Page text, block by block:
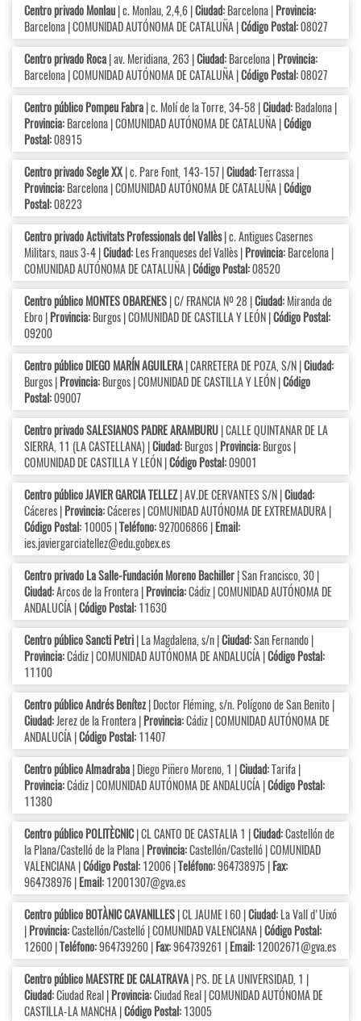
Centro privado Monlau| c. Monlau, 2,4,6 |Ciudad:Barcelona |Provincia:
Barcelona | COMUNIDAD AUTÓNOMA DE CATALUÑA |Código Postal:08027
Centro privado Roca| av. Meridiana, 263 |Ciudad:Barcelona |Provincia:
Barcelona | COMUNIDAD AUTÓNOMA DE CATALUÑA |Código Postal:08027
Centro público Pompeu Fabra| c. Molí de la Torre, 34-58 |Ciudad:Badalona |
Provincia:Barcelona | COMUNIDAD AUTÓNOMA DE CATALUÑA |Código
Postal:08915
Centro privado Segle XX| c. Pare Font, 143-157 |Ciudad:Terrassa |
Provincia:Barcelona | COMUNIDAD AUTÓNOMA DE CATALUÑA |Código
Postal:08223
Centro privado Activitats Professionals del Vallès| c. Antigues Casernes
Militars, naus 3-4 |Ciudad:Les Franqueses del Vallès |Provincia:Barcelona |
COMUNIDAD AUTÓNOMA DE CATALUÑA |Código Postal:08520
Centro público MONTES OBARENES| C/ FRANCIA Nº 28 |Ciudad:Miranda de
Ebro |Provincia:Burgos | COMUNIDAD DE CASTILLA Y LEÓN |Código Postal:
09200
Centro público DIEGO MARÍN AGUILERA| CARRETERA DE POZA, S/N |Ciudad:
Burgos |Provincia:Burgos | COMUNIDAD DE CASTILLA Y LEÓN |Código
Postal:09007
Centro privado SALESIANOS PADRE ARAMBURU| CALLE QUINTANAR DE LA
SIERRA, 11 (LA CASTELLANA) |Ciudad:Burgos |Provincia:Burgos |
COMUNIDAD DE CASTILLA Y LEÓN |Código Postal:09001
Centro público JAVIER GARCIA TELLEZ| AV.DE CERVANTES S/N |Ciudad:
Cáceres |Provincia:Cáceres | COMUNIDAD AUTÓNOMA DE EXTREMADURA |
Código Postal:10005 |Teléfono:927006866 |Email:
ies.javiergarciatellez@edu.gobex.es
Centro privado La Salle-Fundación Moreno Bachiller| San Francisco, 30 |
Ciudad:Arcos de la Frontera |Provincia:Cádiz | COMUNIDAD AUTÓNOMA DE
ANDALUCÍA |Código Postal:11630
Centro público Sancti Petri| La Magdalena, s/n |Ciudad:San Fernando |
Provincia:Cádiz | COMUNIDAD AUTÓNOMA DE ANDALUCÍA |Código Postal:
11100
Centro público Andrés Benítez| Doctor Fléming, s/n. Polígono de San Benito |
Ciudad:Jerez de la Frontera |Provincia:Cádiz | COMUNIDAD AUTÓNOMA DE
ANDALUCÍA |Código Postal:11407
Centro público Almadraba| Diego Piñero Moreno, 1 |Ciudad:Tarifa |
Provincia:Cádiz | COMUNIDAD AUTÓNOMA DE ANDALUCÍA |Código Postal:
11380
Centro público POLITÈCNIC| CL CANTO DE CASTALIA 1 |Ciudad:Castellón de
la Plana/Castelló de la Plana |Provincia:Castellón/Castelló | COMUNIDAD
VALENCIANA |Código Postal:12006 |Teléfono:964738975 |Fax:
964738976 |Email:12001307@gva.es
Centro público BOTÀNIC CAVANILLES| CL JAUME I 60 |Ciudad:La Vall d'Uixó
|Provincia:Castellón/Castelló | COMUNIDAD VALENCIANA |Código Postal:
12600 |Teléfono:964739260 |Fax:964739261 |Email:12002671@gva.es
Centro público MAESTRE DE CALATRAVA| PS. DE LA UNIVERSIDAD, 1 |
Ciudad:Ciudad Real |Provincia:Ciudad Real | COMUNIDAD AUTÓNOMA DE
CASTILLA-LA MANCHA |Código Postal:13005